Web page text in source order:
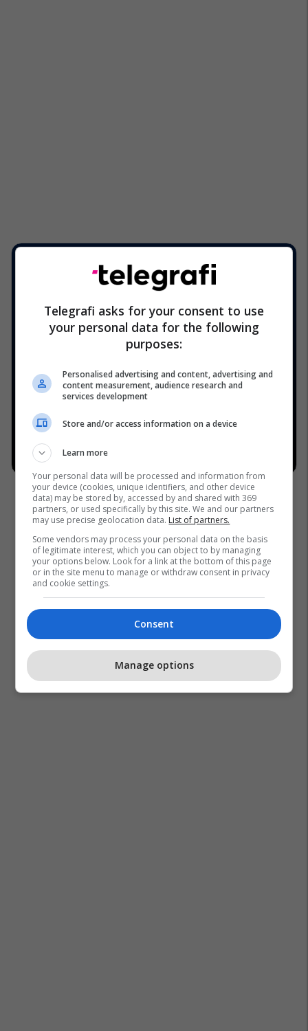
Telegrafi asks for your consent to use
your personal data for the following
purposes:
Personalised advertising and content, advertising and
content measurement, audience research and
services development
Store and/or access information on a device
Learn more
Your personal data will be processed and information from
your device (cookies, unique identifiers, and other device
data) may be stored by, accessed by and shared with 369
partners, or used specifically by this site. We and our partners
may use precise geolocation data. List of partners.
Some vendors may process your personal data on the basis
of legitimate interest, which you can object to by managing
your options below. Look for a link at the bottom of this page
or in the site menu to manage or withdraw consent in privacy
and cookie settings.
Consent
Manage options